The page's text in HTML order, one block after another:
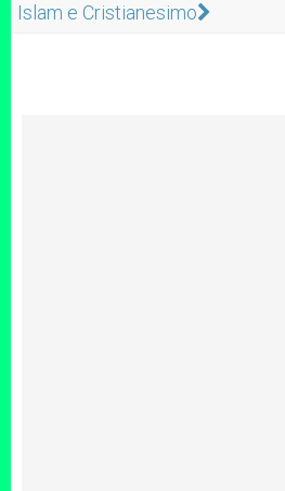
Islam e Cristianesimo